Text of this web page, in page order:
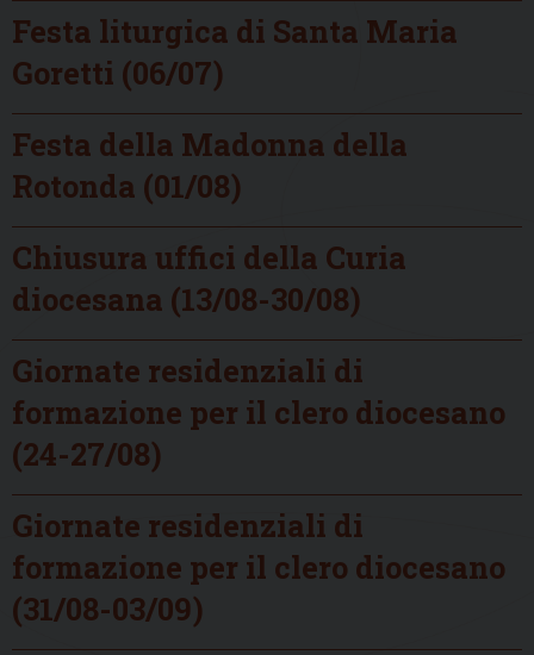
Festa liturgica di Santa Maria
Goretti (06/07)
Festa della Madonna della
Rotonda (01/08)
Chiusura uffici della Curia
diocesana (13/08-30/08)
Giornate residenziali di
formazione per il clero diocesano
(24-27/08)
Giornate residenziali di
formazione per il clero diocesano
(31/08-03/09)